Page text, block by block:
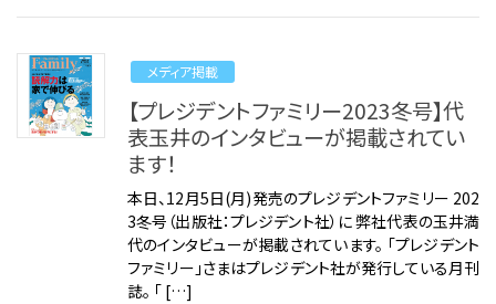
メディア掲載
【プレジデントファミリー2023冬号】代
表玉井のインタビューが掲載されてい
ます！
本日、12月5日(月)発売のプレジデントファミリー 202
3冬号（出版社：プレジデント社）に 弊社代表の玉井満
代のインタビューが掲載されています。 「プレジデント
ファミリー」さまはプレジデント社が発行している月刊
誌。 「 […]